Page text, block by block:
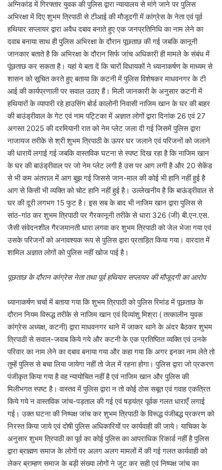
अग्निकांड में गिरफ्तार युवक की पुलिस द्वारा न्यायालय से मांगे जाने पर पुलिस
अभिरक्षा में दिए शुभम त्रिपाठी से टीआई की मौजूदगी में कांग्रेस के नेता एवं पूर्व
हथियार सप्लायर द्वारा अवैध दबाव बनाते हुए एक जनप्रतिनिधि का नाम लेने का
दवाब बनाया साथ ही पुलिस अभिरक्षा के दौरान पूछताछ की गई जबकि कानूनी
जानकार बताते है कि अभिरक्षा के दौरान सिर्फ जांच अधिकारी ही मामले के संबंध में
पूंछताछ कर सकता है। यहां ये बता दें कि चारों विधायकों ने ध्यानाकर्षण के माध्यम से
शासन को सूचित करते हुए बताया कि कटनी में पुलिस विशेषकर माधवनगर के टी
आई की कार्यप्रणाली पर सवाल उठाए हैं। मिली जानकारी के अनुसार कटनी में
हथियारों के व्यापारी रहे हाउसिंग बोर्ड कालोनी निवासी नाजिम खान के घर की बाहर
की बाउंड्रीवाल के गेट एवं नाम पट्टिका में अज्ञात लोगों द्वारा दिनांक 26 एवं 27
अगस्त 2025 की दरमियानी रात को नेम प्लेट जला दी गई जिसमें पुलिस द्वारा
नाजायज तरीके से श्री शुभम त्रिपाठी के ऊपर घर जलाने एवं परिजनों को जलाने
की धारायें लगाई गई जबकि वास्तविक घटना से स्पष्ट दिख रहा है कि नाजिम खान
के घर की बाउंड्रीवाल पर जो नेम प्लेट लगी है उस पर आग लगी है और 20 सेकेंड
से भी कम अंतराल में आग बुझ गई जिससे जान-माल की कोई भी हानि नहीं हुई है
आग से किसी भी व्यक्ति को चोट हानि नहीं हुई है। उल्लेखनीय है कि बाऊंड्रीवाल से
घर की दूरी लगभग 15 फुट है। इस सब के बाद भी नाजिम खान द्वारा पुलिस से
सांठ-गांठ कर शुभम त्रिपाठी पर गैरकानूनी तरीके से धारा 326 (जी) बी.एन.एस.
जैसी संवेदनशील गैरजमानती धारा लगवा कर शुभम त्रिपाठी को जेल भेजा गया एवं
उसके परिजनों को अनावश्यक रूप से पुलिस द्वारा प्रताड़ित किया गया। वारदात में
शामिल अज्ञात लोगों को पुलिस नहीं खोज पाई है।
पूछताछ के दौरान कांग्रेस नेता तथा पूर्व हथियार सप्लायर की मौजूदगी का आरोप
ध्यानाकर्षण चर्चा में बताया गया कि शुभम त्रिपाठी को पुलिस रिमांड में पूछताछ के
दौरान नियम विरूद्ध तरीके से नाजिम खान एवं दिव्यांशु मिश्रा ( तत्कालीन युवक
कांग्रेस अध्यक्ष, कटनी) द्वारा माधवनगर थाने में जाकर थाने के अंदर बैठकर शुभम
त्रिपाठी से सवाल-जवाब किये गये और कटनी के एक प्रतिष्ठित व्यक्ति एवं उनके
परिवार का नाम लेने का दबाव बनाया गया और कहा गया कि अगर इनका नाम लेते तो
तुम्हें पुलिस से बचा लिया जायेगा नहीं तो जेल में रहना होगा। पुलिस द्वारा जो प्रकरण
पंजीकृत किया गया है वह न्यायोचित नहीं है एवं नाजिम खान और पुलिस की
मिलीभगत स्पष्ट है। वास्तव में पुलिस द्वारा न तो कोई ठोस सबूत एवं गवाह एकत्रित
किये गये न वास्तविक जांच-पड़ताल की गई एवं षड़यंत्र पूर्वक गलत धाराएँ लगाई
गई। उक्त घटना की निष्पक्ष जांच कर शुभम त्रिपाठी के विरूद्ध पंजीबद्ध प्रकरण को
निरस्त किया जाये एवं दोषी पुलिस अधिकारियों पर कार्यवाही की जाये। याचिका के
अनुसार शुभम त्रिपाठी का पूर्व का कोई पुलिस का आपराधिक रिकार्ड नहीं है पुलिस
द्वारा ब्राह्मण समाज के लोगों पर अलग अलग मामलों में की गई गलत कार्यवाही को
लेकर ब्राम्हण समाज के बड़ी संख्या लोगों ने जुट कर सही एवं निष्पक्ष जांच का